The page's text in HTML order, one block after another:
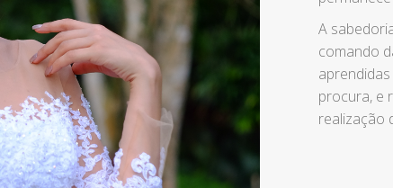
A
comando
procura, e
realização